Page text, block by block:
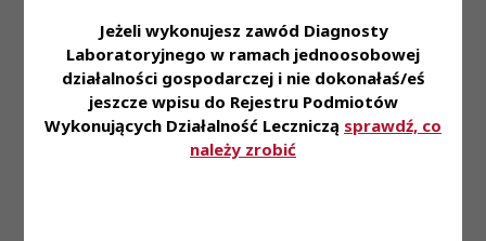
Jeżeli wykonujesz zawód Diagnosty
Laboratoryjnego w ramach jednoosobowej
działalności gospodarczej i nie dokonałaś/eś
jeszcze wpisu do Rejestru Podmiotów
Wykonujących Działalność Leczniczą sprawdź, co
należy zrobić
28 paź 2022